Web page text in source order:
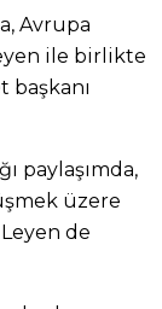
Avrupa
ile birlikte
başkanı
paylaşımda,
üzere
de